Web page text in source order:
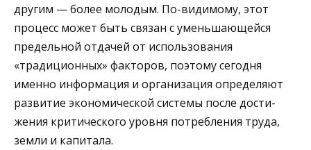
другим — более молодым. По-видимому, этот
процесс может быть связан с уменьшающейся
предельной отдачей от использования
«традиционных» факторов, поэтому сегодня
именно информация и организация определяют
развитие экономической системы после дости­
жения критического уровня потребления труда,
земли и капитала.